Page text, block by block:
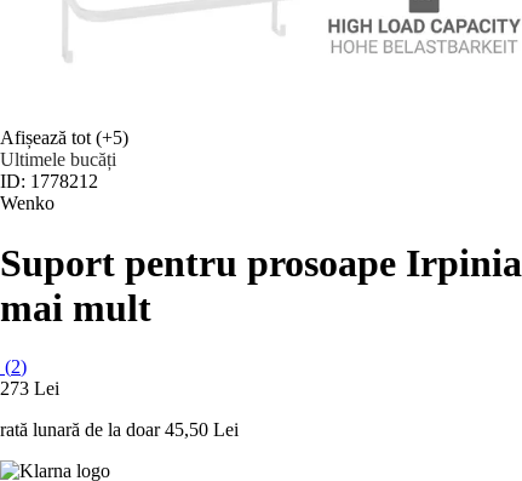
Afișează tot (+5)
Ultimele bucăți
ID: 1778212
Wenko
Suport pentru prosoape Irpinia
mai mult
(2)
273 Lei
rată lunară de la doar 45,50 Lei